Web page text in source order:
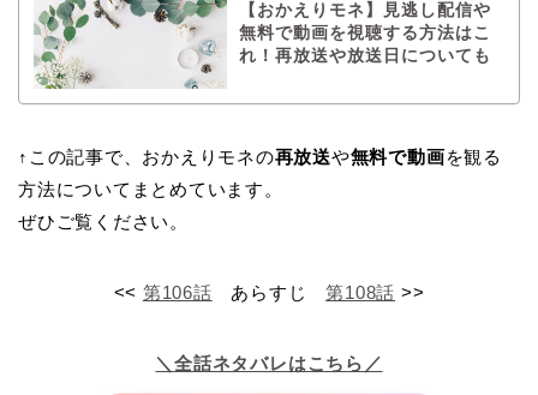
【おかえりモネ】見逃し配信や
無料で動画を視聴する方法はこ
れ！再放送や放送日についても
↑この記事で、おかえりモネの再放送や無料で動画を観る
方法についてまとめています。
ぜひご覧ください。
<< 第106話 あらすじ第108話 >>
＼全話ネタバレはこちら／